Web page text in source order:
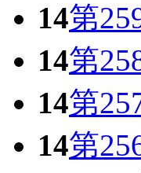
14第
14第
14第
14第